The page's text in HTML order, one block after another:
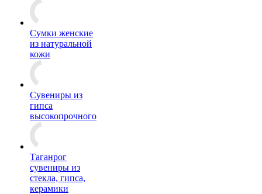
Сумки женские
из натуральной
кожи
Сувениры из
гипса
высокопрочного
Таганрог
сувениры из
стекла, гипса,
керамики